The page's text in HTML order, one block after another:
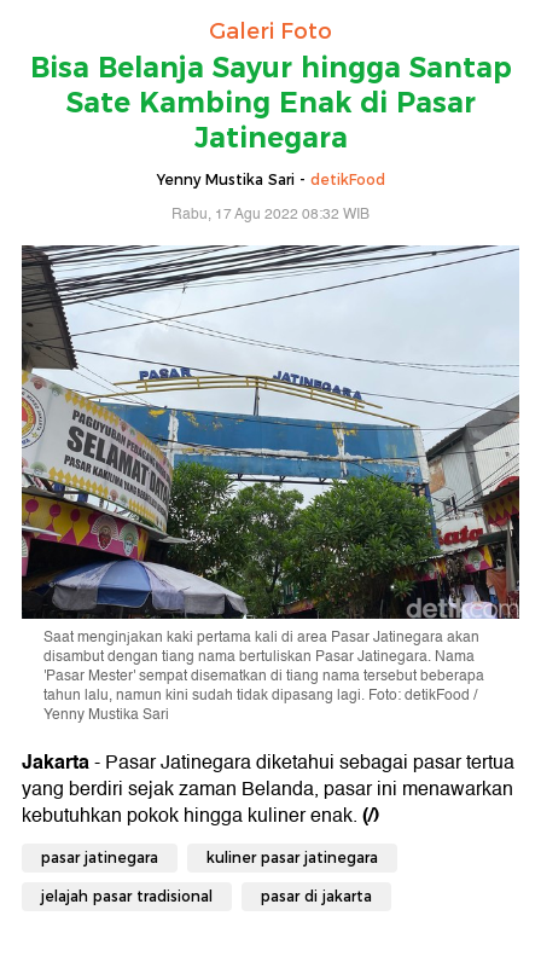
Galeri Foto
Bisa Belanja Sayur hingga Santap
Sate Kambing Enak di Pasar
Jatinegara
Yenny Mustika Sari - detikFood
Rabu, 17 Agu 2022 08:32 WIB
Saat menginjakan kaki pertama kali di area Pasar Jatinegara akan
disambut dengan tiang nama bertuliskan Pasar Jatinegara. Nama
'Pasar Mester' sempat disematkan di tiang nama tersebut beberapa
tahun lalu, namun kini sudah tidak dipasang lagi. Foto: detikFood /
Yenny Mustika Sari
Jakarta- Pasar Jatinegara diketahui sebagai pasar tertua
yang berdiri sejak zaman Belanda, pasar ini menawarkan
kebutuhkan pokok hingga kuliner enak.(/)
pasar jatinegara kuliner pasar jatinegara
jelajah pasar tradisional pasar di jakarta